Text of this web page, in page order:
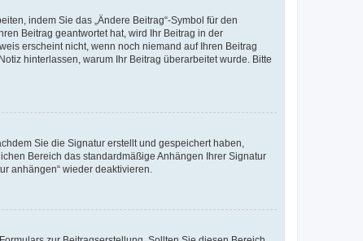
indem Sie das „Ändere Beitrag“-Symbol für den
Beitrag geantwortet hat, wird Ihr Beitrag in der
erscheint nicht, wenn noch niemand auf Ihren Beitrag
hinterlassen, warum Ihr Beitrag überarbeitet wurde. Bitte
Sie die Signatur erstellt und gespeichert haben,
Bereich das standardmäßige Anhängen Ihrer Signatur
anhängen“ wieder deaktivieren.